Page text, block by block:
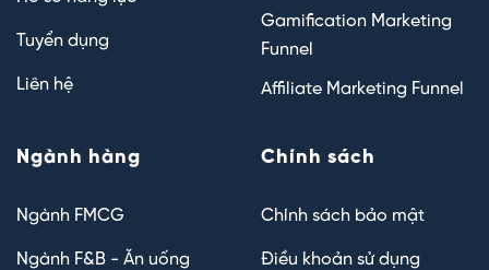
Tuyển dụng
Liên hệ
Gamification Marketing
Funnel
Affiliate Marketing Funnel
Ngành hàng
Ngành FMCG
Ngành F&B - Ăn uống
Chính sách
Chính sách bảo mật
Điều khoản sử dụng